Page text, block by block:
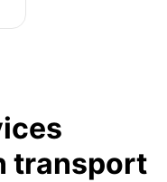
transport